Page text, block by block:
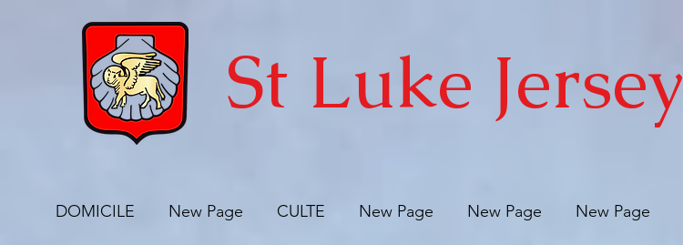
St Luke Jersey
DOMICILE New Page CULTE New Page New Page New Page